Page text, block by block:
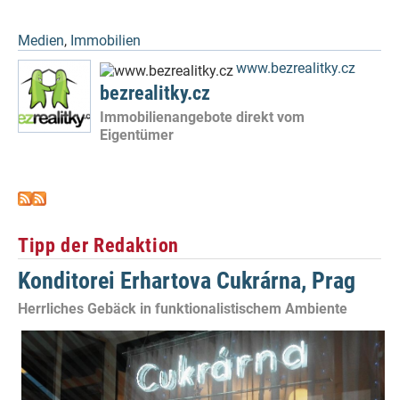
Medien, Immobilien
www.bezrealitky.cz
bezrealitky.cz
Immobilienangebote direkt vom
Eigentümer
Tipp der Redaktion
Konditorei Erhartova Cukrárna, Prag
Herrliches Gebäck in funktionalistischem Ambiente